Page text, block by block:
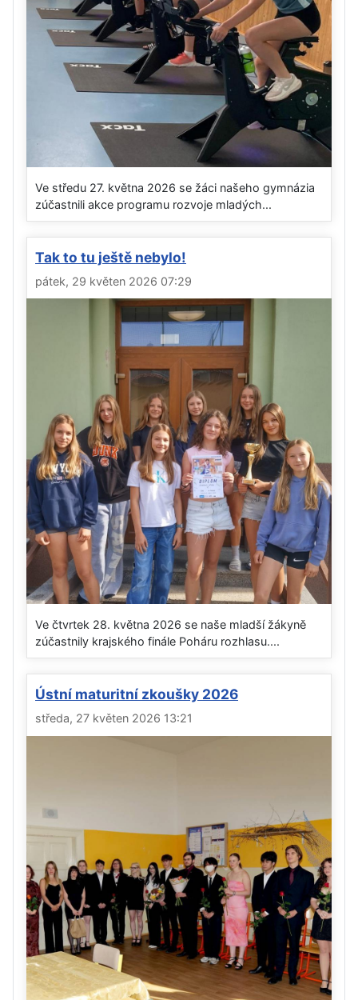
Ve středu 27. května 2026 se žáci našeho gymnázia
zúčastnili akce programu rozvoje mladých...
Tak to tu ještě nebylo!
pátek, 29 květen 2026 07:29
Ve čtvrtek 28. května 2026 se naše mladší žákyně
zúčastnily krajského finále Poháru rozhlasu....
Ústní maturitní zkoušky 2026
středa, 27 květen 2026 13:21